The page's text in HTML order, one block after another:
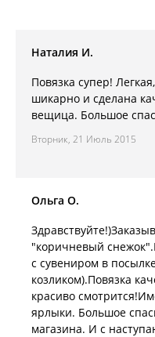
Наталия И.
Повязка супер!
шикарно и сделана
вещица. Большое
Вторник, 21 Июль 2015
Ольга О.
"коричневый
с сувениром в
козликом).Повязка
красиво
ярлыки. Большое
магазина. И с